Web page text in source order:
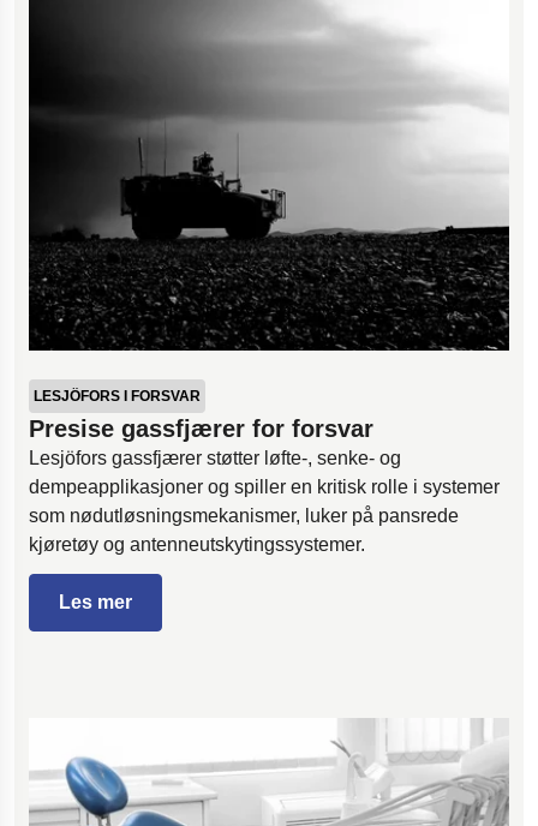
LESJÖFORS I FORSVAR
Presise gassfjærer for forsvar
Lesjöfors gassfjærer støtter løfte-, senke- og
dempeapplikasjoner og spiller en kritisk rolle i systemer
som nødutløsningsmekanismer, luker på pansrede
kjøretøy og antenneutskytingssystemer.
Les mer